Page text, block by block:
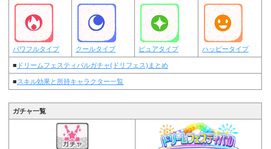
パワフルタイプ クールタイプ ピュアタイプ ハッピータイプ
■ ドリームフェスティバルガチャ(ドリフェス)まとめ
■スキル効果と所持キャラクター一覧
ガチャ一覧